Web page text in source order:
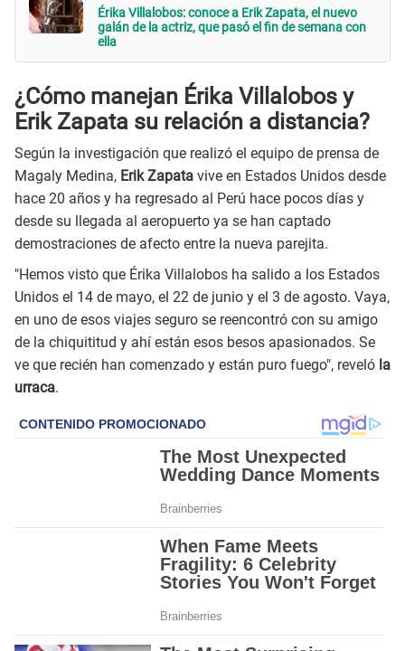
Érika Villalobos: conoce a Erik Zapata, el nuevo
galán de la actriz, que pasó el fin de semana con
ella
¿Cómo manejan Érika Villalobos y
Erik Zapata su relación a distancia?
Según la investigación que realizó el equipo de prensa de
Magaly Medina, Erik Zapata vive en Estados Unidos desde
hace 20 años y ha regresado al Perú hace pocos días y
desde su llegada al aeropuerto ya se han captado
demostraciones de afecto entre la nueva parejita.
"Hemos visto que Érika Villalobos ha salido a los Estados
Unidos el 14 de mayo, el 22 de junio y el 3 de agosto. Vaya,
en uno de esos viajes seguro se reencontró con su amigo
de la chiquititud y ahí están esos besos apasionados. Se
ve que recién han comenzado y están puro fuego", reveló la
urraca.